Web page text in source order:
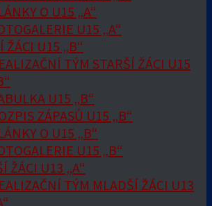
O U15 „A“
U15 „A“
ŽÁCI U15 „B“
TÝM STARŠÍ ŽÁCI U15
U15 „B“
ZÁPASŮ U15 „B“
O U15 „B“
U15 „B“
ŽÁCI U13 „A“
TÝM MLADŠÍ ŽÁCI U13